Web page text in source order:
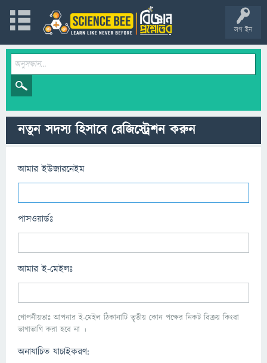
লগ ইন
নতুন সদস্য হিসাবে রেজিস্ট্রেশন করুন
আমার ইউজারনেইম
পাসওয়ার্ডঃ
আমার ই-মেইলঃ
গোপনীয়তাঃ আপনার ই-মেইল ঠিকানাটি তৃতীয় কোন পক্ষের নিকট বিক্রয় কিংবা
ভাগাভাগি করা হবে না ।
অনাযাচিত যাচাইকরণ: